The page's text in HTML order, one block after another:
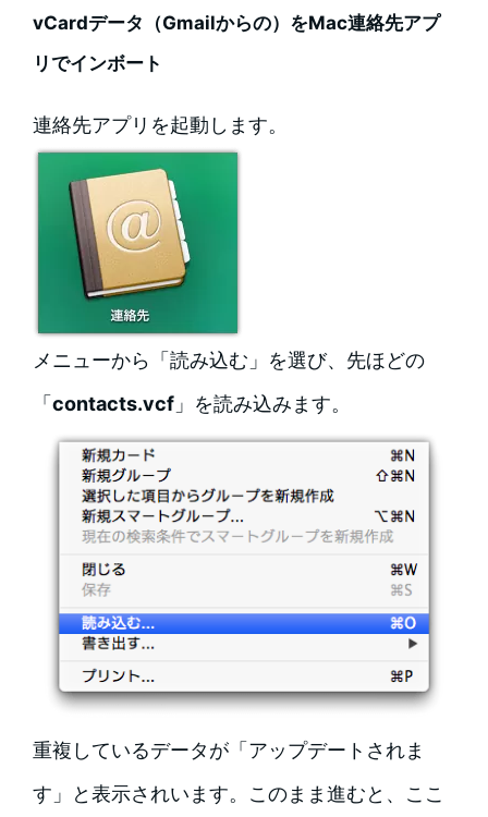
vCardデータ（Gmailからの）をMac連絡先アプ
リでインボート
連絡先アプリを起動します。
メニューから「読み込む」を選び、先ほどの
「 contacts.vcf」を読み込みます。
重複しているデータが「アップデートされま
す」と表示されいます。このまま進むと、ここ